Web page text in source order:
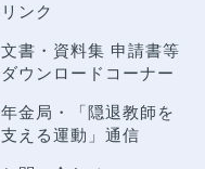
リンク
文書・資料集 申請書等
ダウンロードコーナー
年金局・
「隠退教師を
支える運動」通信